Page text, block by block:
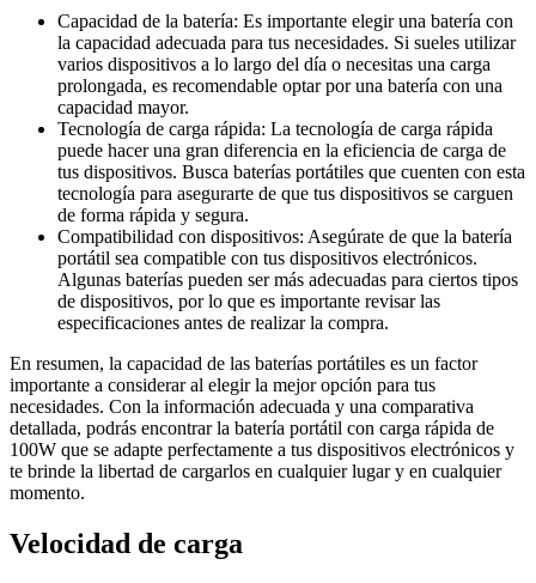
Capacidad de la batería: Es importante elegir una batería con
la capacidad adecuada para tus necesidades. Si sueles utilizar
varios dispositivos a lo largo del día o necesitas una carga
prolongada, es recomendable optar por una batería con una
capacidad mayor.
Tecnología de carga rápida: La tecnología de carga rápida
puede hacer una gran diferencia en la eficiencia de carga de
tus dispositivos. Busca baterías portátiles que cuenten con esta
tecnología para asegurarte de que tus dispositivos se carguen
de forma rápida y segura.
Compatibilidad con dispositivos: Asegúrate de que la batería
portátil sea compatible con tus dispositivos electrónicos.
Algunas baterías pueden ser más adecuadas para ciertos tipos
de dispositivos, por lo que es importante revisar las
especificaciones antes de realizar la compra.
En resumen, la capacidad de las baterías portátiles es un factor
importante a considerar al elegir la mejor opción para tus
necesidades. Con la información adecuada y una comparativa
detallada, podrás encontrar la batería portátil con carga rápida de
100W que se adapte perfectamente a tus dispositivos electrónicos y
te brinde la libertad de cargarlos en cualquier lugar y en cualquier
momento.
Velocidad de carga